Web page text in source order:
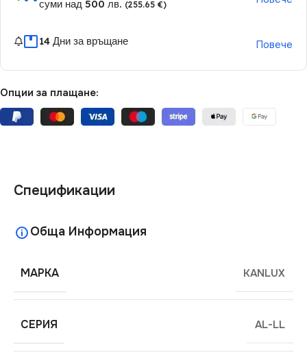
суми над 500 лв. (255.65 €)
14 Дни за връщане Повече
Опции за плащане:
Спецификации
Обща Информация
МАРКА KANLUX
СЕРИЯ AL-LL